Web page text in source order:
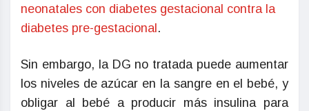
neonatales con diabetes gestacional contra la
diabetes pre-gestacional .
Sin embargo, la DG no tratada puede aumentar
los niveles de azúcar en la sangre en el bebé, y
obligar al bebé a producir más insulina para